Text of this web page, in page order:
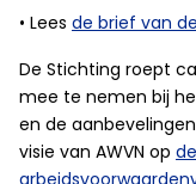
• Lees de brief van
De Stichting roept
mee te nemen bij
en de
visie van AWVN op